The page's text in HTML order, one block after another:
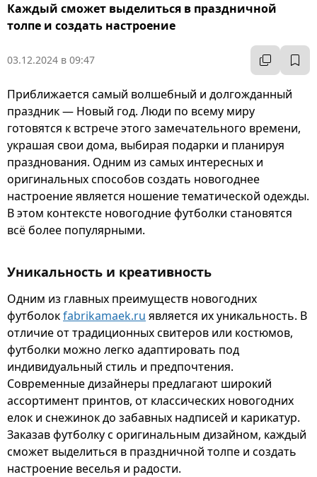
Каждый сможет выделиться в праздничной
толпе и создать настроение
03.12.2024 в 09:47
Приближается самый волшебный и долгожданный
праздник — Новый год. Люди по всему миру
готовятся к встрече этого замечательного времени,
украшая свои дома, выбирая подарки и планируя
празднования. Одним из самых интересных и
оригинальных способов создать новогоднее
настроение является ношение тематической одежды.
В этом контексте новогодние футболки становятся
всё более популярными.
Уникальность и креативность
Одним из главных преимуществ новогодних
футболокfabrikamaek.ru является их уникальность. В
отличие от традиционных свитеров или костюмов,
футболки можно легко адаптировать под
индивидуальный стиль и предпочтения.
Современные дизайнеры предлагают широкий
ассортимент принтов, от классических новогодних
елок и снежинок до забавных надписей и карикатур.
Заказав футболку с оригинальным дизайном, каждый
сможет выделиться в праздничной толпе и создать
настроение веселья и радости.